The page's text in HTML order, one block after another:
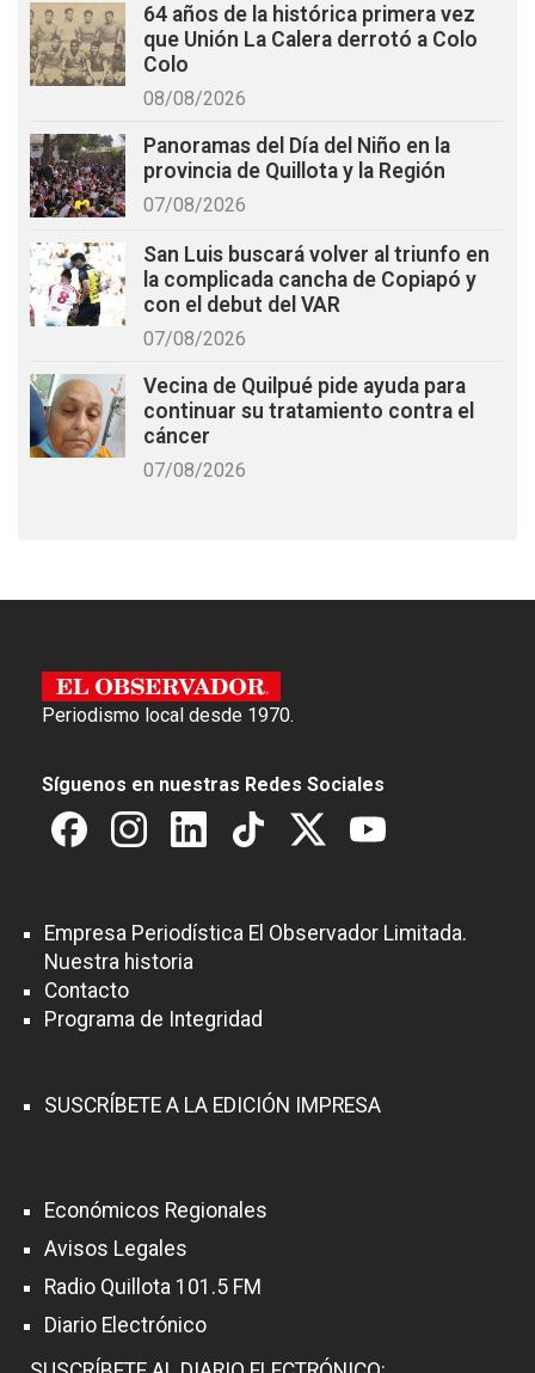
64 años de la histórica primera vez
que Unión La Calera derrotó a Colo
Colo
08/08/2026
Panoramas del Día del Niño en la
provincia de Quillota y la Región
07/08/2026
San Luis buscará volver al triunfo en
la complicada cancha de Copiapó y
con el debut del VAR
07/08/2026
Vecina de Quilpué pide ayuda para
continuar su tratamiento contra el
cáncer
07/08/2026
Periodismo local desde 1970.
Síguenos en nuestras Redes Sociales
Empresa Periodística El Observador Limitada.
Nuestra historia
Contacto
Programa de Integridad
SUSCRÍBETE A LA EDICIÓN IMPRESA
Económicos Regionales
Avisos Legales
Radio Quillota 101.5 FM
Diario Electrónico